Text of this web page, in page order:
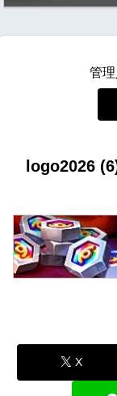
管
logo2026
X